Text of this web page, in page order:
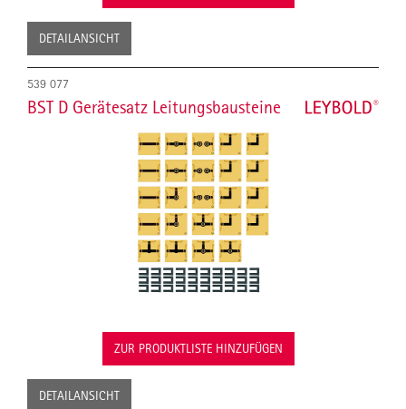
DETAILANSICHT
539 077
BST D Gerätesatz Leitungsbausteine
ZUR PRODUKTLISTE HINZUFÜGEN
DETAILANSICHT